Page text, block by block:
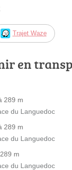
Trajet Waze
en
289 m
du Languedoc
289 m
du Languedoc
m
du Languedoc